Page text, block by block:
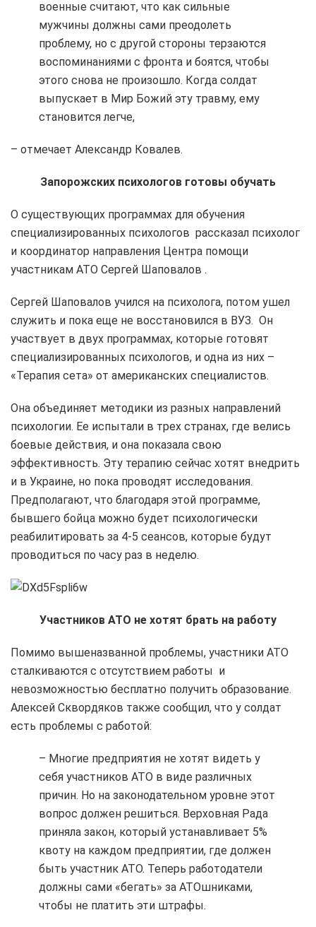
военные считают, что как сильные
мужчины должны сами преодолеть
проблему, но с другой стороны терзаются
воспоминаниями с фронта и боятся, чтобы
этого снова не произошло. Когда солдат
выпускает в Мир Божий эту травму, ему
становится легче,
– отмечает Александр Ковалев.
Запорожских психологов готовы обучать
О существующих программах для обучения
специализированных психологов рассказал психолог
и координатор направления Центра помощи
участникам АТО Сергей Шаповалов .
Сергей Шаповалов учился на психолога, потом ушел
служить и пока еще не восстановился в ВУЗ. Он
участвует в двух программах, которые готовят
специализированных психологов, и одна из них –
«Терапия сета» от американских специалистов.
Она объединяет методики из разных направлений
психологии. Ее испытали в трех странах, где велись
боевые действия, и она показала свою
эффективность. Эту терапию сейчас хотят внедрить
и в Украине, но пока проводят исследования.
Предполагают, что благодаря этой программе,
бывшего бойца можно будет психологически
реабилитировать за 4-5 сеансов, которые будут
проводиться по часу раз в неделю.
Участников АТО не хотят брать на работу
Помимо вышеназванной проблемы, участники АТО
сталкиваются с отсутствием работы и
невозможностью бесплатно получить образование.
Алексей Сквордяков также сообщил, что у солдат
есть проблемы с работой:
– Многие предприятия не хотят видеть у
себя участников АТО в виде различных
причин. Но на законодательном уровне этот
вопрос должен решиться. Верховная Рада
приняла закон, который устанавливает 5%
квоту на каждом предприятии, где должен
быть участник АТО. Теперь работодатели
должны сами «бегать» за АТОшниками,
чтобы не платить эти штрафы.